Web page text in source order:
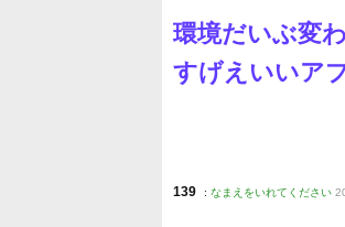
環境だいぶ変
すげえいいア
139 : なまえをいれてください